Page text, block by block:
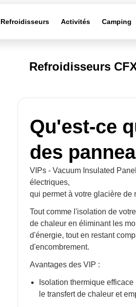
Refroidisseurs Activités Camping
Refroidisseurs
Qu'est-ce
des
VIPs - Vacuum Insulated
électriques,
qui permet à votre glacière de
Tout comme l'isolation de
de chaleur en éliminant les
d'énergie, tout en restant
d'encombrement.
Avantages des VIP :
Isolation thermique
le transfert de chaleur et